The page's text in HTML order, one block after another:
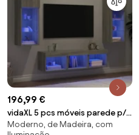
196,99 €
vidaXL 5 pcs móveis parede p/
TV c/ LEDs deriv. madeira cinza
Moderno, de Madeira, com